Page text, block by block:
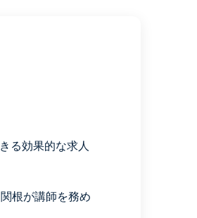
る効果的な求人
根が講師を務め